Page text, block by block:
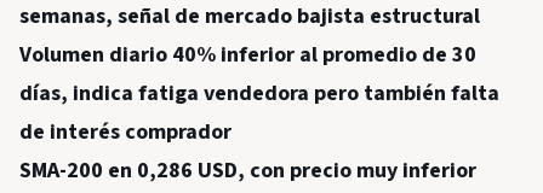
semanas, señal de mercado bajista estructural
Volumen diario 40% inferior al promedio de 30
días, indica fatiga vendedora pero también falta
de interés comprador
SMA-200 en 0,286 USD, con precio muy inferior